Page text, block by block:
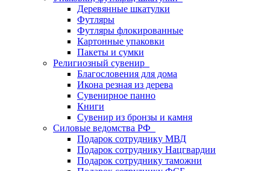
Деревянные шкатулки
Футляры
Футляры флокированные
Картонные упаковки
Пакеты и сумки
Религиозный сувенир
Благословения для дома
Икона резная из дерева
Сувенирное панно
Книги
Сувенир из бронзы и камня
Силовые ведомства РФ
Подарок сотруднику МВД
Подарок сотруднику Нацгвардии
Подарок сотруднику таможни